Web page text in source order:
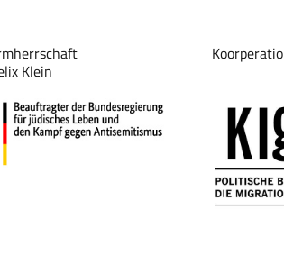
Klein